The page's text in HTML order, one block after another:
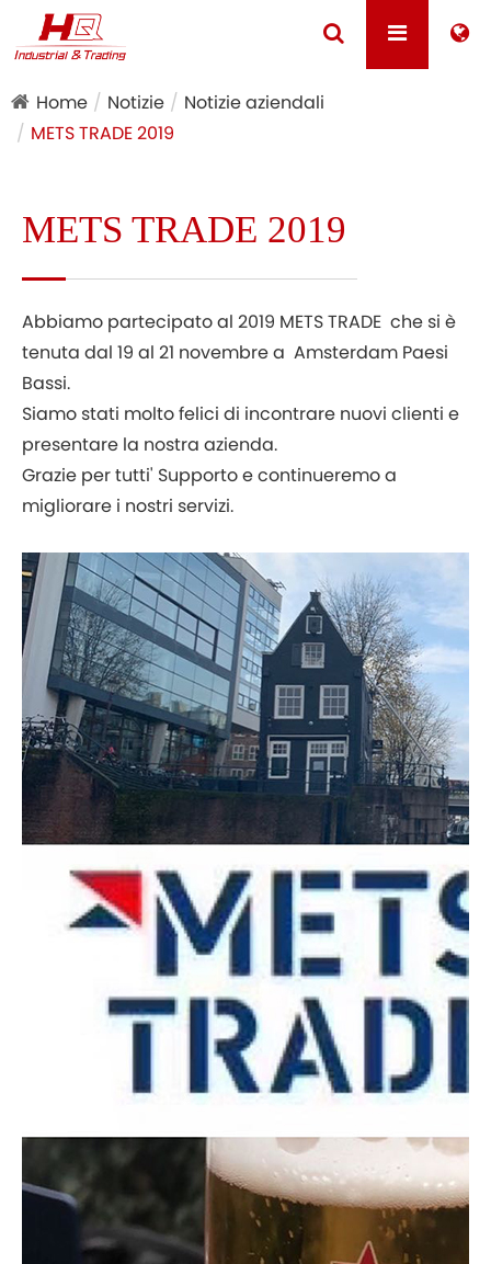
Home Notizie
Notizie aziendali
METS TRADE 2019
METS TRADE 2019
Abbiamo partecipato al 2019 METS TRADE che si è
tenuta dal 19 al 21 novembre a Amsterdam Paesi
Bassi.
Siamo stati molto felici di incontrare nuovi clienti e
presentare la nostra azienda.
Grazie per tutti' Supporto e continueremo a
migliorare i nostri servizi.